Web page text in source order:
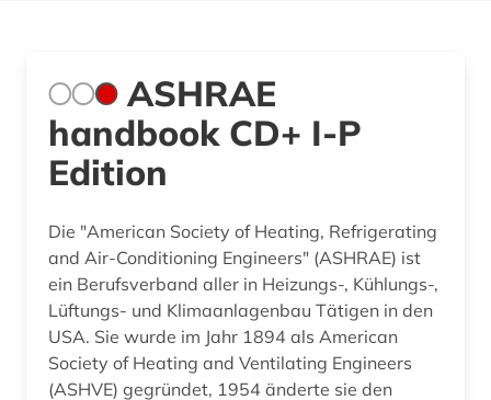
ASHRAE
handbook CD+ I-P
Edition
Die "American Society of Heating, Refrigerating
and Air-Conditioning Engineers" (ASHRAE) ist
ein Berufsverband aller in Heizungs-, Kühlungs-,
Lüftungs- und Klimaanlagenbau Tätigen in den
USA. Sie wurde im Jahr 1894 als American
Society of Heating and Ventilating Engineers
(ASHVE) gegründet, 1954 änderte sie den